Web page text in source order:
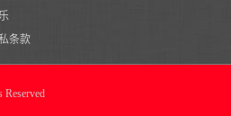
条款